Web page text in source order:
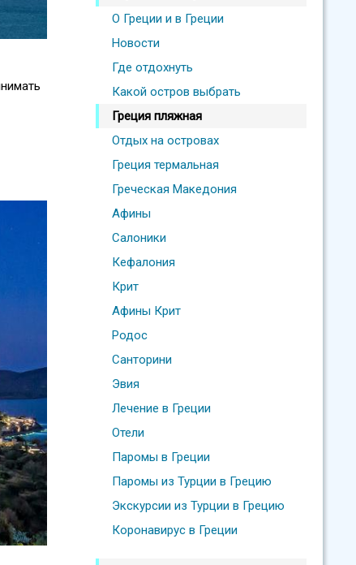
О Греции и в Греции
Новости
Где отдохнуть
Какой остров выбрать
Греция пляжная
Отдых на островах
Греция термальная
Греческая Македония
Афины
Салоники
Кефалония
Крит
Афины Крит
Родос
Санторини
Эвия
Лечение в Греции
Отели
Паромы в Греции
Паромы из Турции в Грецию
Экскурсии из Турции в Грецию
Коронавирус в Греции